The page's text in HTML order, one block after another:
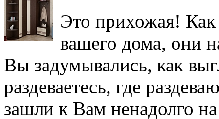
Это прихожая! Как
вашего дома, они
Вы задумывались, как
раздеваетесь, где
зашли к Вам ненадолго